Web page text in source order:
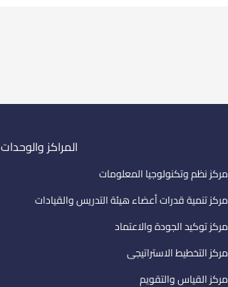
المراكز والوحدات
مركز نظم وتكنولوجيا المعلومات
مركز تنمية قدرات أعضاء هيئة التدريس والقيادات
مركز توكيد الجودة والاعتماد
مركز التخطيط الاستراتيجى
مركز القياس والتقويم